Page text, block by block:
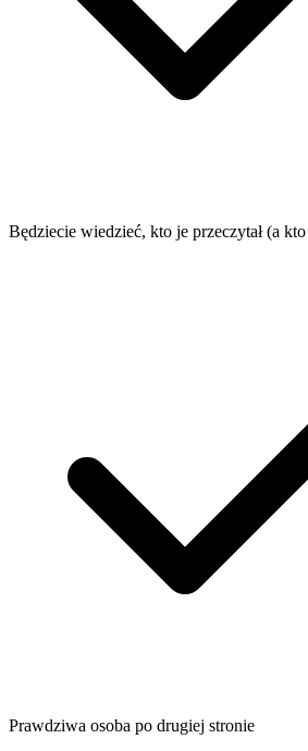
Będziecie wiedzieć, kto je przeczytał (a
Prawdziwa osoba po drugiej stronie